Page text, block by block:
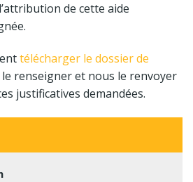
de cette aide
télécharger le dossier de
le renseigner et nous le renvoyer
justificatives demandées.